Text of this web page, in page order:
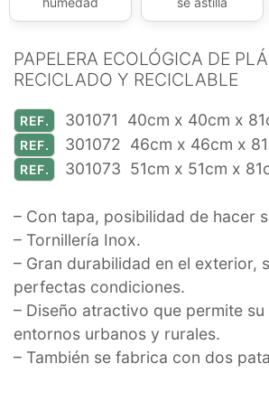
PAPELERA ECOLÓGICA DE
RECICLADO Y RECICLABLE
REF. 301071 40cm x 40cm x
REF. 301072 46cm x 46cm x
REF. 301073 51cm x 51cm x
– Con tapa, posibilidad de hacer
– Tornillería Inox.
– Gran durabilidad en el exterior,
perfectas condiciones.
– Diseño atractivo que permite
entornos urbanos y rurales.
– También se fabrica con dos